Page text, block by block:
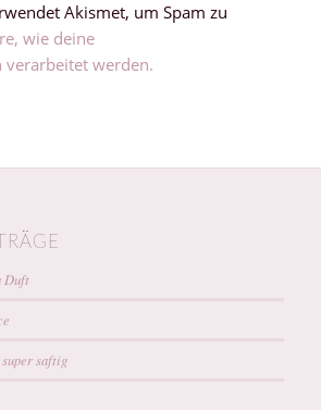
Akismet, um Spam zu
wie deine
verarbeitet werden.
Duft
saftig